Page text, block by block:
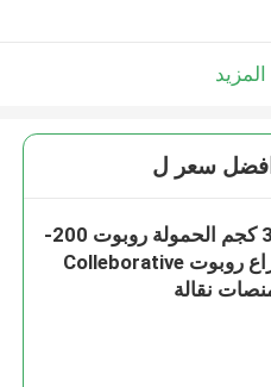
سعر ل
6 محور 3 كجم الحمولة روبوت 200-
240V ذراع روبوت Colleborative
نقالة